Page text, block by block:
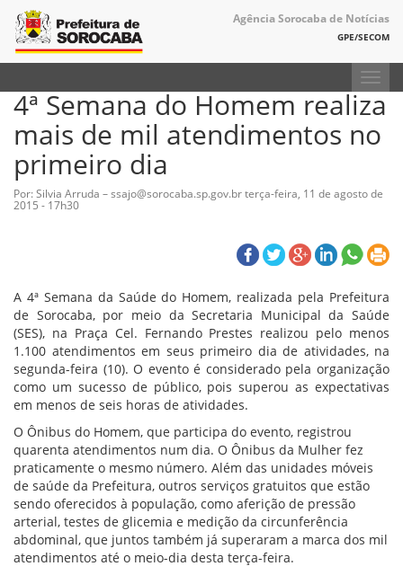
Agência Sorocaba de Notícias
GPE/SECOM
4ª Semana do Homem realiza
mais de mil atendimentos no
primeiro dia
Por: Silvia Arruda – ssajo@sorocaba.sp.gov.brterça-feira, 11 de agosto de
2015 - 17h30
A 4ª Semana da Saúde do Homem, realizada pela Prefeitura
de Sorocaba, por meio da Secretaria Municipal da Saúde
(SES), na Praça Cel. Fernando Prestes realizou pelo menos
1.100 atendimentos em seus primeiro dia de atividades, na
segunda-feira (10). O evento é considerado pela organização
como um sucesso de público, pois superou as expectativas
em menos de seis horas de atividades.
O Ônibus do Homem, que participa do evento, registrou
quarenta atendimentos num dia. O Ônibus da Mulher fez
praticamente o mesmo número. Além das unidades móveis
de saúde da Prefeitura, outros serviços gratuitos que estão
sendo oferecidos à população, como aferição de pressão
arterial, testes de glicemia e medição da circunferência
abdominal, que juntos também já superaram a marca dos mil
atendimentos até o meio-dia desta terça-feira.